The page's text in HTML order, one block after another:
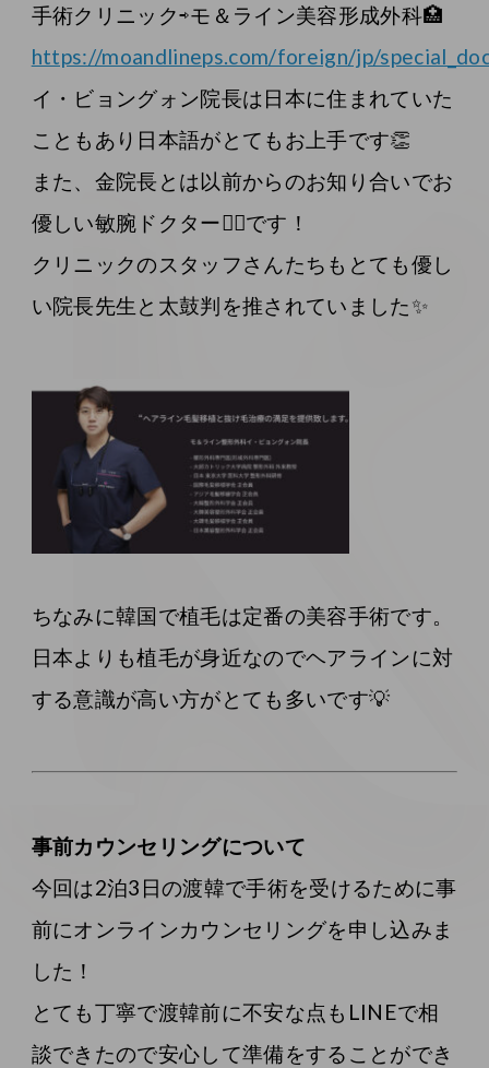
手術クリニック⇨モ＆ライン美容形成外科🏥
https://moandlineps.com/foreign/jp/
イ・ビョングォン院長は日本に住まれていた
こともあり日本語がとてもお上手です👏
また、金院長とは以前からのお知り合いでお
優しい敏腕ドクター👨‍⚕️です！
クリニックのスタッフさんたちもとても優し
い院長先生と太鼓判を推されていました✨
ちなみに韓国で植毛は定番の美容手術です。
日本よりも植毛が身近なのでヘアラインに対
する意識が高い方がとても多いです💡
事前カウンセリングについて
今回は2泊3日の渡韓で手術を受けるために事
前にオンラインカウンセリングを申し込みま
した！
とても丁寧で渡韓前に不安な点もLINEで相
談できたので安心して準備をすることができ